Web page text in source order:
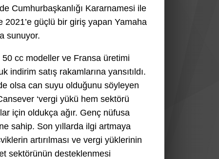
Cumhurbaşkanlığı Kararnamesi ile
2021’e güçlü bir giriş yapan Yamaha
sunuyor.
50 cc modeller ve Fransa üretimi
indirim satış rakamlarına yansıtıldı.
olsa can suyu olduğunu söyleyen
‘vergi yükü hem sektörü
için oldukça ağır. Genç nüfusa
sahip. Son yıllarda ilgi artmaya
artırılması ve vergi yüklerinin
sektörünün desteklenmesi